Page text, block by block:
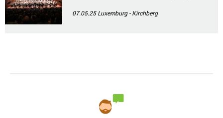
07.05.25Luxemburg - Kirchberg